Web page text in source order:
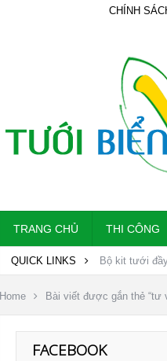
CHÍNH
TRANG CHỦ THI CÔNG
QUICK LINKS Bộ kit tưới
Home Bài viết được gắn thẻ “tư
FACEBOOK